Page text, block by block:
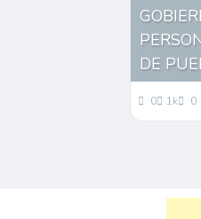
DE
0 1k 0